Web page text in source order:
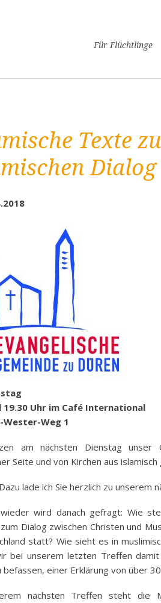
NavigationFür Flüchtlinge
Gesundheit
Sprachkurse
Verträge
Strafen
Freizeit
Texte
Dialog
19.30 Uhr im Café International
Wester-Weg 1
am nächsten Dienstag unser
Seite und von Kirchen aus
Dazu lade ich Sie herzlich zu unserem
wird danach gefragt: Wie
Dialog zwischen Christen und
statt? Wie sieht es in
bei unserem letzten Treffen
befassen, einer Erklärung von über
nächsten Treffen steht die
Abonnieren